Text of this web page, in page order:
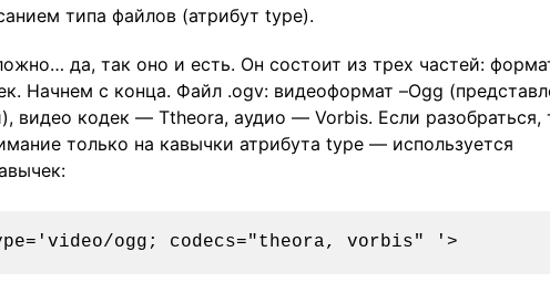
типа файлов (атрибут type).
да, так оно и есть. Он состоит из трех частей:
Начнем с конца. Файл .ogv: видеоформат –Ogg
видео кодек — Ttheora, аудио — Vorbis. Если разобраться,
только на кавычки атрибута type — используется